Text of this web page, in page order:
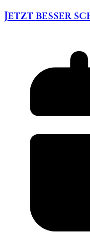
Jetzt besser